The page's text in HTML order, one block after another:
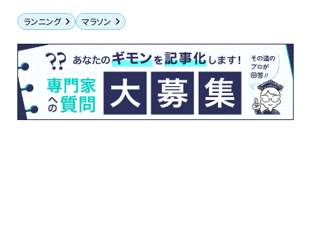
ランニング マラソン